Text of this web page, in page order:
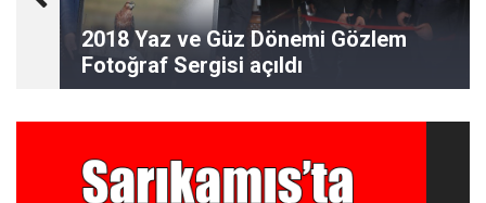
2018 Yaz ve Güz Dönemi Gözlem
Fotoğraf Sergisi açıldı